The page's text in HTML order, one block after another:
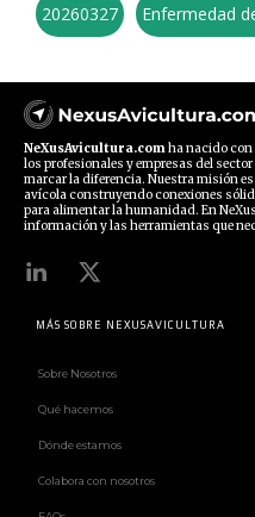
20260327
Enfermedad
NeXusAvicultura.comha nacido con
los profesionales y empresas del
marcar la diferencia. Nuestra misión
avícola construyendo conexiones
para alimentar la humanidad. En
información y las herramientas que
MÁS SOBRE NEXUSAVICULTURA
Sobre Nosotros
Qué hacemos
Dónde estamos
Colabora con nosotros